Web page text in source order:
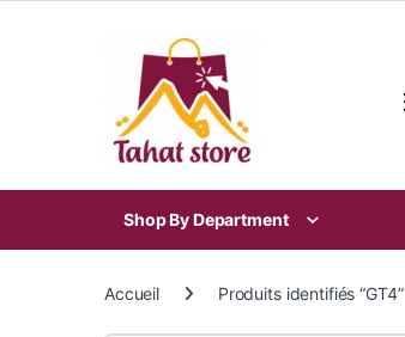
Shop By Department
Accueil Produits identifiés “GT4”